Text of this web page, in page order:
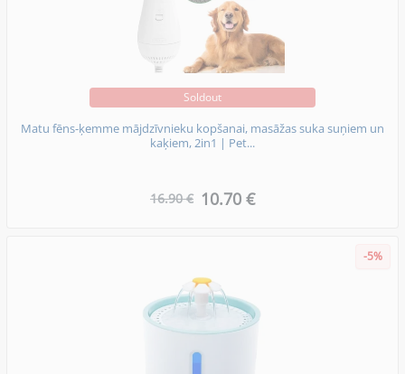
Soldout
Matu fēns-ķemme mājdzīvnieku kopšanai, masāžas suka suņiem un
kaķiem, 2in1 | Pet...
16.90 € 10.70 €
-5%